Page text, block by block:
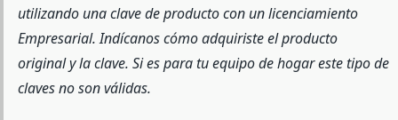
utilizando una clave de producto con un licenciamiento
Empresarial. Indícanos cómo adquiriste el producto
original y la clave. Si es para tu equipo de hogar este tipo de
claves no son válidas.